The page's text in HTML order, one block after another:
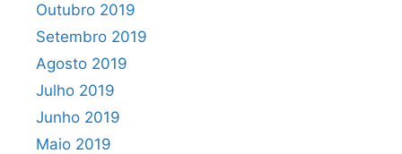
Outubro 2019
Setembro 2019
Agosto 2019
Julho 2019
Junho 2019
Maio 2019